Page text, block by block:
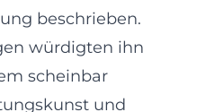
beschrieben.
würdigten ihn
scheinbar
und